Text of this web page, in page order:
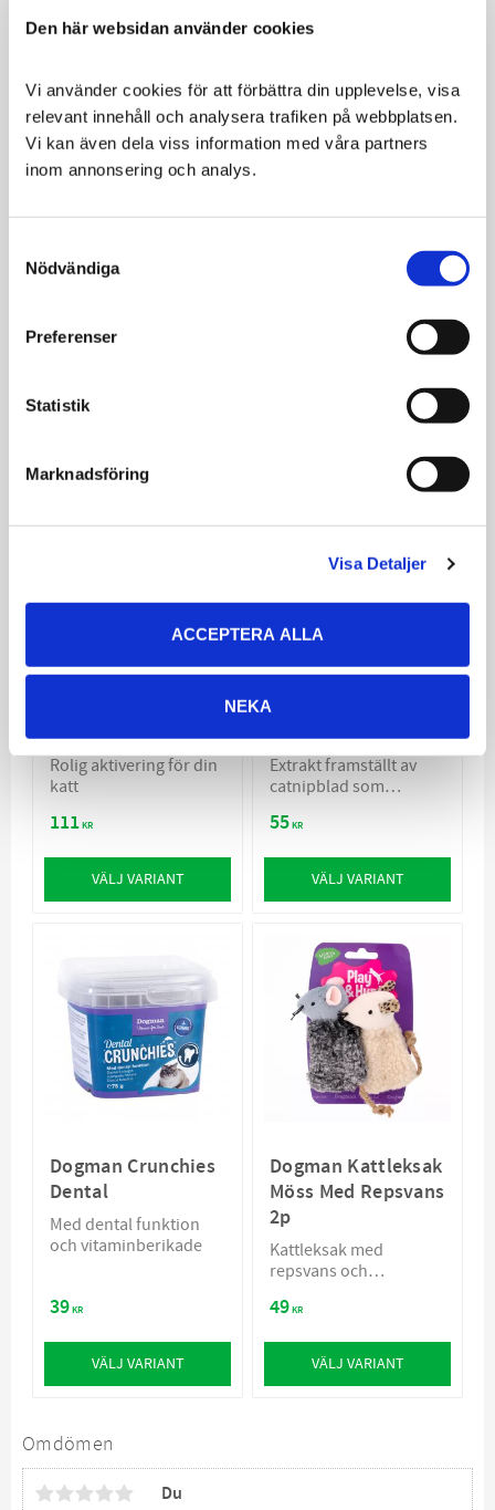
Den här websidan använder cookies
Vi använder cookies för att förbättra din upplevelse, visa
relevant innehåll och analysera trafiken på webbplatsen.
Vi kan även dela viss information med våra partners
inom annonsering och analys.
Selection
Nödvändiga
Preferenser
Statistik
Marknadsföring
Visa Detaljer
ACCEPTERA ALLA
NEKA
Omdömen
Du
fyra favoriter
SPARA 10 %
rör sig oregelbundet
Flip Board
Rolig aktivering för din
katt
111KR
VÄLJ VARIANT
Trixie Catnipspray
175ml
Extrakt framställt av
catnipblad som
55KR
VÄLJ VARIANT
Dogman Crunchies
Dental
Med dental funktion
och vitaminberikade
39KR
VÄLJ VARIANT
Dogman Kattleksak
Möss Med Repsvans
2p
Kattleksak med
repsvans och
49KR
VÄLJ VARIANT